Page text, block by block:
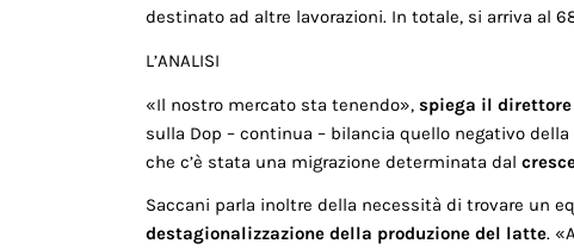
destinato ad altre lavorazioni. In totale, si arriva al
L’ANALISI
«Il nostro mercato sta tenendo», spiega il direttore
sulla Dop – continua – bilancia quello negativo
che c’è stata una migrazione determinata dal
Saccani parla inoltre della necessità di trovare un
destagionalizzazione della produzione del latte.